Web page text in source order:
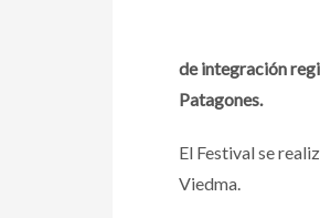
de integración
Patagones.
El Festival se
Viedma.